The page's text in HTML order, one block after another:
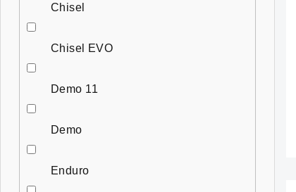
Chisel
Chisel EVO
Demo 11
Demo
Enduro